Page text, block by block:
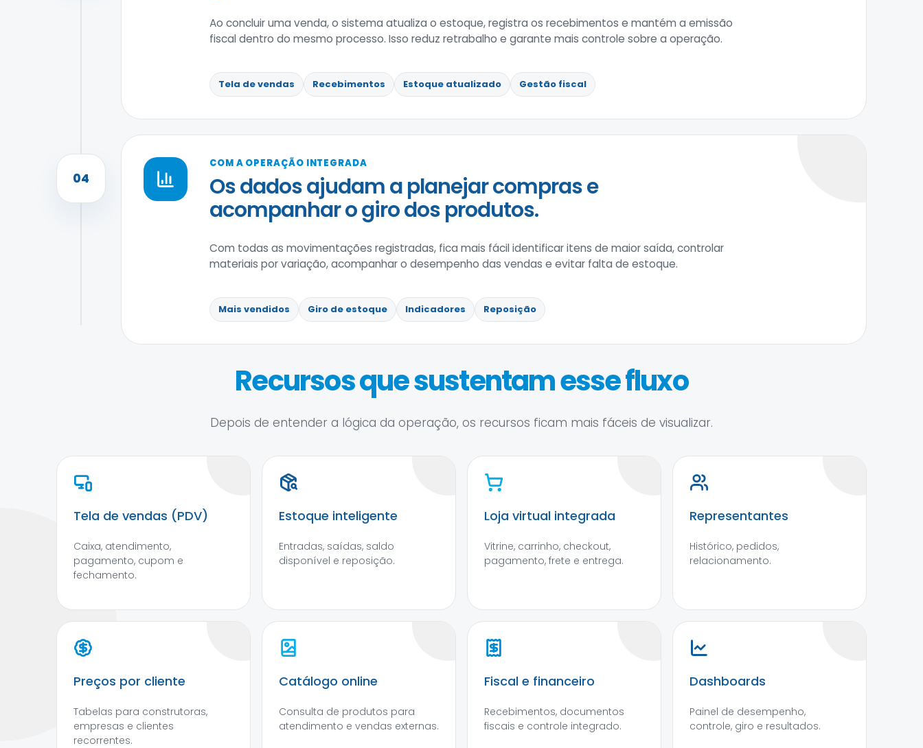
Ao concluir uma venda, o sistema atualiza o estoque, registra os recebimentos e mantém a emissão
fiscal dentro do mesmo processo. Isso reduz retrabalho e garante mais controle sobre a operação.
Tela de vendas Recebimentos Estoque atualizado Gestão fiscal
04
COM A OPERAÇÃO INTEGRADA
Os dados ajudam a planejar compras e
acompanhar o giro dos produtos.
Com todas as movimentações registradas, fica mais fácil identificar itens de maior saída, controlar
materiais por variação, acompanhar o desempenho das vendas e evitar falta de estoque.
Mais vendidos Giro de estoque Indicadores Reposição
Recursos que sustentam esse fluxo
Depois de entender a lógica da operação, os recursos ficam mais fáceis de visualizar.
Tela de vendas (PDV)
Caixa, atendimento,
pagamento, cupom e
fechamento.
Estoque inteligente
Entradas, saídas, saldo
disponível e reposição.
Loja virtual integrada
Vitrine, carrinho, checkout,
pagamento, frete e entrega.
Representantes
Histórico, pedidos,
relacionamento.
Preços por cliente
Tabelas para construtoras,
empresas e clientes
recorrentes.
Catálogo online
Consulta de produtos para
atendimento e vendas externas.
Fiscal e financeiro
Recebimentos, documentos
fiscais e controle integrado.
Dashboards
Painel de desempenho,
controle, giro e resultados.